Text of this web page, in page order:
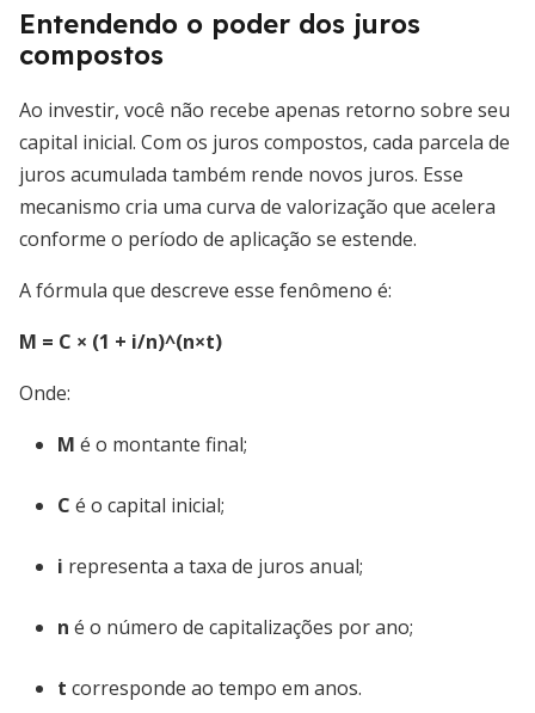
Entendendo o poder dos juros
compostos
Ao investir, você não recebe apenas retorno sobre seu
capital inicial. Com os juros compostos, cada parcela de
juros acumulada também rende novos juros. Esse
mecanismo cria uma curva de valorização que acelera
conforme o período de aplicação se estende.
A fórmula que descreve esse fenômeno é:
M = C × (1 + i/n)^(n×t)
Onde:
M é o montante final;
C é o capital inicial;
i representa a taxa de juros anual;
n é o número de capitalizações por ano;
t corresponde ao tempo em anos.